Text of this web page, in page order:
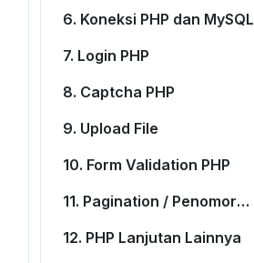
6. Koneksi PHP dan MySQL
7. Login PHP
8. Captcha PHP
9. Upload File
10. Form Validation PHP
11. Pagination / Penomoran Halaman
12. PHP Lanjutan Lainnya